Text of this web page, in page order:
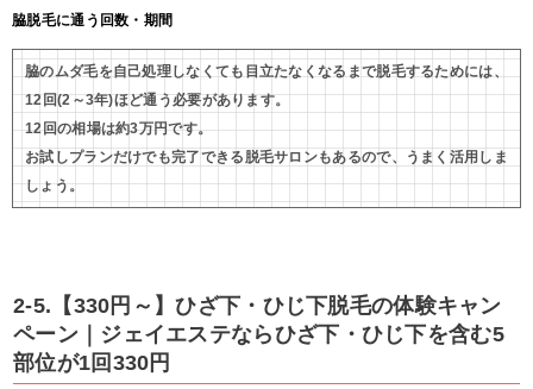
脇脱毛に通う回数・期間
脇のムダ毛を自己処理しなくても目立たなくなるまで脱毛するためには、
12回(2～3年)ほど通う必要があります。
12回の相場は約3万円です。
お試しプランだけでも完了できる脱毛サロンもあるので、うまく活用しま
しょう。
2-5.【330円～】ひざ下・ひじ下脱毛の体験キャン
ペーン｜ジェイエステならひざ下・ひじ下を含む5
部位が1回330円